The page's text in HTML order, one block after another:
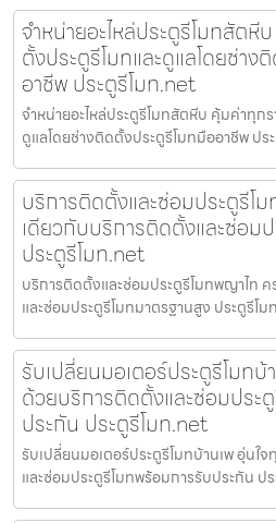
จำหน่ายอะไหล่ประตูรีโมทสัต
ตั้งประตูรีโมทและดูแลโดยช่าง
อาชีพ ประตูรีโมท.net
จำหน่ายอะไหล่ประตูรีโมทสัตหีบ คุ้มค่าทุก
ดูแลโดยช่างติดตั้งประตูรีโมทมืออาชีพ ปร
บริการติดตั้งและซ่อมประตูรีโ
เดียวกับบริการติดตั้งและซ่อม
ประตูรีโมท.net
บริการติดตั้งและซ่อมประตูรีโมทพญาไท
และซ่อมประตูรีโมทมาตรฐานสูง ประตูรีโ
รับเปลี่ยนมอเตอร์ประตูรีโมทบ้
ด้วยบริการติดตั้งและซ่อมประ
ประกัน ประตูรีโมท.net
รับเปลี่ยนมอเตอร์ประตูรีโมทบ้านเพ อุ่นใ
และซ่อมประตูรีโมทพร้อมการรับประกัน